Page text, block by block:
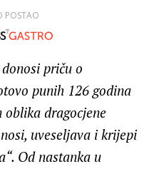
POSTAO
priču o
punih 126 godina
dragocjene
uveseljava i krijepi
Od nastanka u